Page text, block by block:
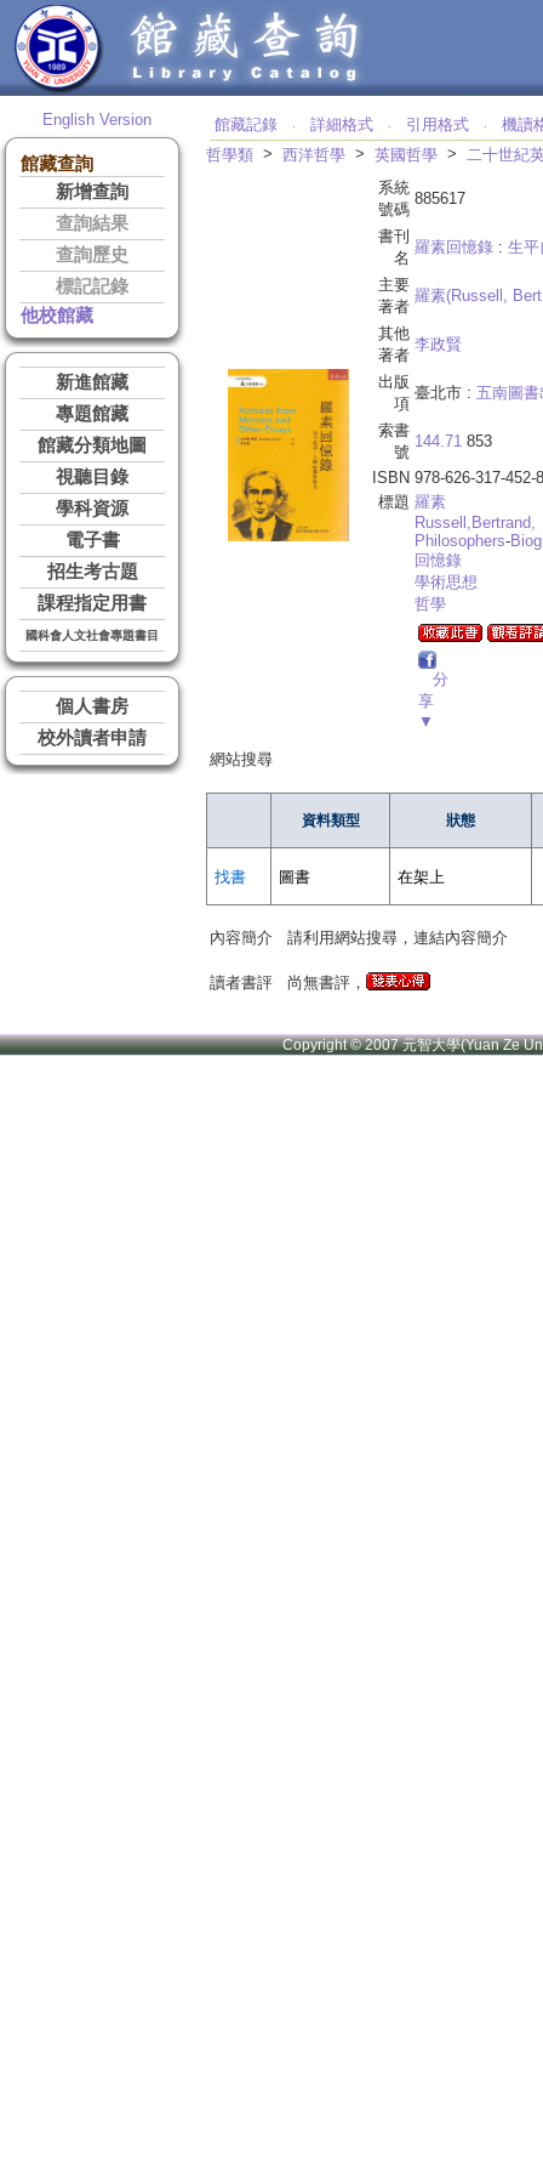
English Version
館藏查詢
新增查詢
查詢結果
查詢歷史
標記記錄
他校館藏
新進館藏
專題館藏
館藏分類地圖
視聽目錄
學科資源
電子書
招生考古題
課程指定用書
國科會人文社會專題書目
個人書房
校外讀者申請
館藏記錄 ‧ 詳細格式 ‧ 引用格式 ‧
機讀
哲學類 > 西洋哲學 > 英國哲學 > 二十世紀
系統
號碼
885617
書刊
名
羅素回憶錄 : 生平
主要
著者
羅素(Russell,
其他
著者
李政賢
出版
項
臺北市 : 五南圖
索書
號
144.71 853
ISBN 978-626-317-452-8
標題 羅素
Russell, Bertrand,
Philosophers-
回憶錄
學術思想
哲學
分
享
▼
網站搜尋
資料類型 狀態
找書 圖書 在架上
內容簡介 請利用網站搜尋，連結內容簡介
讀者書評 尚無書評，
Copyright © 2007 元智大學(Yuan Ze